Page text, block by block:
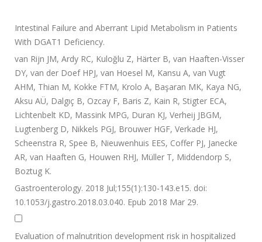
Intestinal Failure and Aberrant Lipid Metabolism in Patients
With DGAT1 Deficiency.
van Rijn JM, Ardy RC, Kuloğlu Z, Härter B, van Haaften-Visser
DY, van der Doef HPJ, van Hoesel M, Kansu A, van Vugt
AHM, Thian M, Kokke FTM, Krolo A, Başaran MK, Kaya NG,
Aksu AÜ, Dalgıç B, Ozcay F, Baris Z, Kain R, Stigter ECA,
Lichtenbelt KD, Massink MPG, Duran KJ, Verheij JBGM,
Lugtenberg D, Nikkels PGJ, Brouwer HGF, Verkade HJ,
Scheenstra R, Spee B, Nieuwenhuis EES, Coffer PJ, Janecke
AR, van Haaften G, Houwen RHJ, Müller T, Middendorp S,
Boztug K.
Gastroenterology. 2018 Jul;155(1):130-143.e15. doi:
10.1053/j.gastro.2018.03.040. Epub 2018 Mar 29.
Evaluation of malnutrition development risk in hospitalized